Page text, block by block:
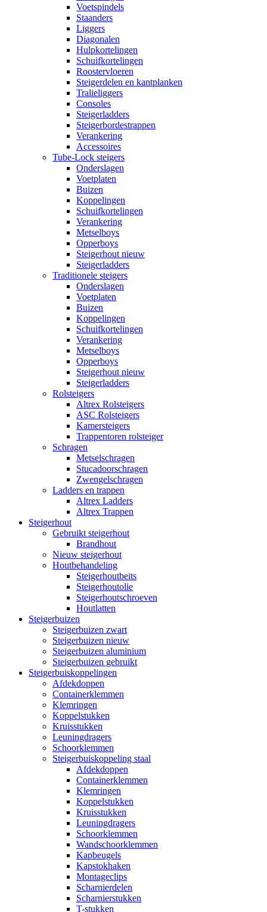
Voetspindels
Staanders
Liggers
Diagonalen
Hulpkortelingen
Schuifkortelingen
Roostervloeren
Steigerdelen en kantplanken
Tralieliggers
Consoles
Steigerladders
Steigerbordestrappen
Verankering
Accessoires
Tube-Lock steigers
Onderslagen
Voetplaten
Buizen
Koppelingen
Schuifkortelingen
Verankering
Metselboys
Opperboys
Steigerhout nieuw
Steigerladders
Traditionele steigers
Onderslagen
Voetplaten
Buizen
Koppelingen
Schuifkortelingen
Verankering
Metselboys
Opperboys
Steigerhout nieuw
Steigerladders
Rolsteigers
Altrex Rolsteigers
ASC Rolsteigers
Kamersteigers
Trappentoren rolsteiger
Schragen
Metselschragen
Stucadoorschragen
Zwengelschragen
Ladders en trappen
Altrex Ladders
Altrex Trappen
Steigerhout
Gebruikt steigerhout
Brandhout
Nieuw steigerhout
Houtbehandeling
Steigerhoutbeits
Steigerhoutolie
Steigerhoutschroeven
Houtlatten
Steigerbuizen
Steigerbuizen zwart
Steigerbuizen nieuw
Steigerbuizen aluminium
Steigerbuizen gebruikt
Steigerbuiskoppelingen
Afdekdoppen
Containerklemmen
Klemringen
Koppelstukken
Kruisstukken
Leuningdragers
Schoorklemmen
Steigerbuiskoppeling staal
Afdekdoppen
Containerklemmen
Klemringen
Koppelstukken
Kruisstukken
Leuningdragers
Schoorklemmen
Wandschoorklemmen
Kapbeugels
Kapstokhaken
Montageclips
Scharnierdelen
Scharnierstukken
T-stukken